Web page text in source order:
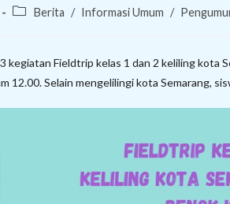
PostBerita / Informasi Umum /
kegiatan Fieldtrip kelas 1 dan 2 keliling kota
12.00. Selain mengelilingi kota Semarang,